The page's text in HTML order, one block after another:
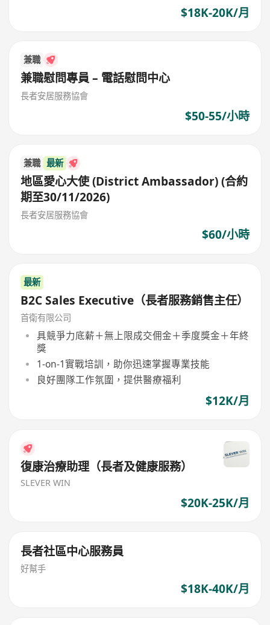
$18K-20K/月
兼職
兼職慰問專員 – 電話慰問中心
長者安居服務協會
$50-55/小時
兼職 最新
地區愛心大使 (District Ambassador) (合約
期至30/11/2026)
長者安居服務協會
$60/小時
最新
B2C Sales Executive（長者服務銷售主任）
首衛有限公司
具競爭力底薪＋無上限成交佣金＋季度獎金＋年終
獎
1-on-1實戰培訓，助你迅速掌握專業技能
良好團隊工作氛圍，提供醫療福利
$12K/月
復康治療助理（長者及健康服務）
SLEVER WIN
$20K-25K/月
長者社區中心服務員
好幫手
$18K-40K/月